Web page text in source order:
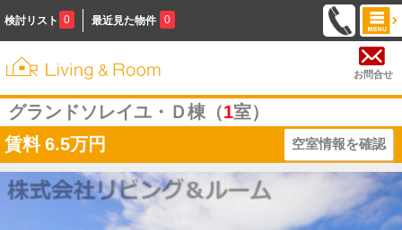
検討リスト 0 最近見た物件 0
お問合せ
グランドソレイユ・Ｄ棟（1室）
賃料 6.5万円 空室情報を確認